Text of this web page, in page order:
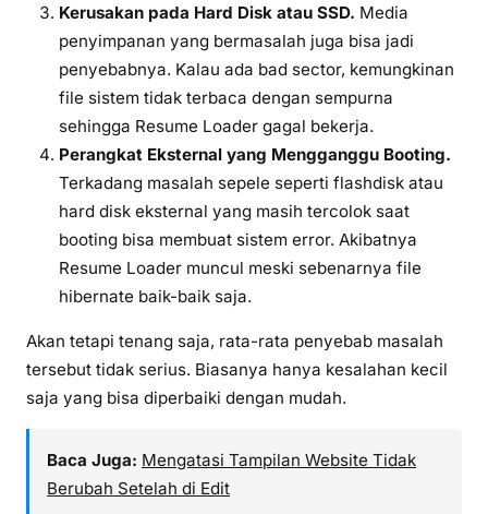
Kerusakan pada Hard Disk atau SSD. Media
penyimpanan yang bermasalah juga bisa jadi
penyebabnya. Kalau ada bad sector, kemungkinan
file sistem tidak terbaca dengan sempurna
sehingga Resume Loader gagal bekerja.
Perangkat Eksternal yang Mengganggu Booting.
Terkadang masalah sepele seperti flashdisk atau
hard disk eksternal yang masih tercolok saat
booting bisa membuat sistem error. Akibatnya
Resume Loader muncul meski sebenarnya file
hibernate baik-baik saja.
Akan tetapi tenang saja, rata-rata penyebab masalah
tersebut tidak serius. Biasanya hanya kesalahan kecil
saja yang bisa diperbaiki dengan mudah.
Baca Juga: Mengatasi Tampilan Website Tidak
Berubah Setelah di Edit